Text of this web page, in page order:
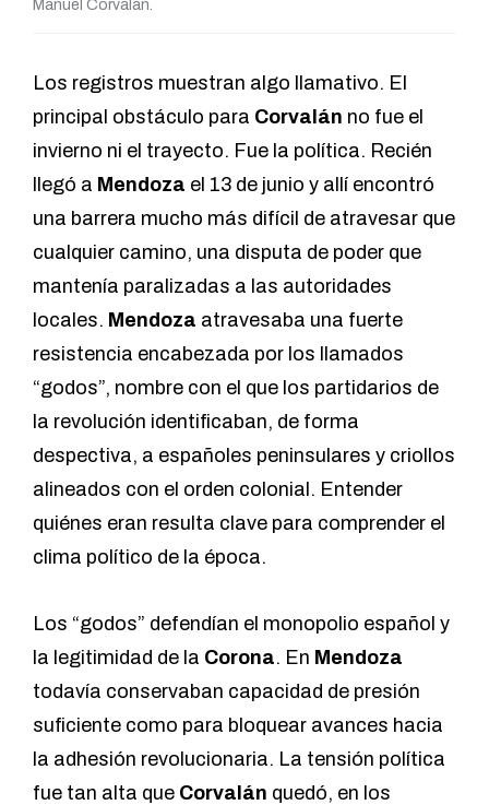
Manuel Corvalán.
Los registros muestran algo llamativo. El
principal obstáculo para Corvalán no fue el
invierno ni el trayecto. Fue la política. Recién
llegó a Mendoza el 13 de junio y allí encontró
una barrera mucho más difícil de atravesar que
cualquier camino, una disputa de poder que
mantenía paralizadas a las autoridades
locales. Mendoza atravesaba una fuerte
resistencia encabezada por los llamados
“godos”, nombre con el que los partidarios de
la revolución identificaban, de forma
despectiva, a españoles peninsulares y criollos
alineados con el orden colonial. Entender
quiénes eran resulta clave para comprender el
clima político de la época.
Los “godos” defendían el monopolio español y
la legitimidad de la Corona. En Mendoza
todavía conservaban capacidad de presión
suficiente como para bloquear avances hacia
la adhesión revolucionaria. La tensión política
fue tan alta que Corvalán quedó, en los